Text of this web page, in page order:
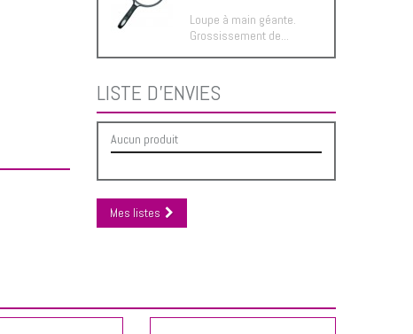
Loupe à main géante.
Grossissement de...
LISTE D'ENVIES
Aucun produit
Mes listes